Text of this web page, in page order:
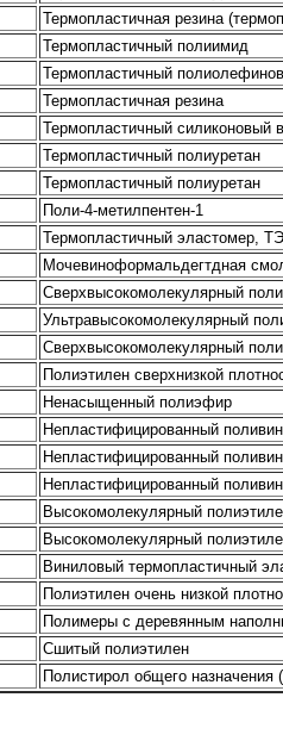
Термопластичная резина
Термопластичный полиимид
Термопластичный
Термопластичная резина
Термопластичный силиконовый
Термопластичный полиуретан
Термопластичный полиуретан
Поли-4-метилпентен-1
Термопластичный эластомер,
Мочевиноформальдегтдная
Сверхвысокомолекулярный
Ультравысокомолекулярный
Сверхвысокомолекулярный
Полиэтилен сверхнизкой
Ненасыщенный полиэфир
Непластифицированный
Непластифицированный
Непластифицированный
Высокомолекулярный
Высокомолекулярный
Виниловый термопластичный
Полиэтилен очень низкой
Полимеры с деревянным
Сшитый полиэтилен
Полистирол общего